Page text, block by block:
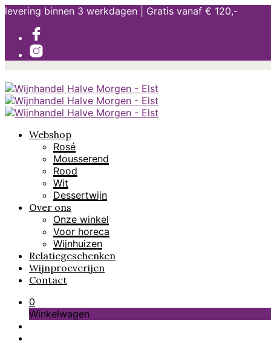
levering binnen 3 werkdagen | Gratis vanaf € 120,-
Webshop
Rosé
Mousserend
Rood
Wit
Dessertwijn
Over ons
Onze winkel
Voor horeca
Wijnhuizen
Relatiegeschenken
Wijnproeverijen
Contact
0
Winkelwagen